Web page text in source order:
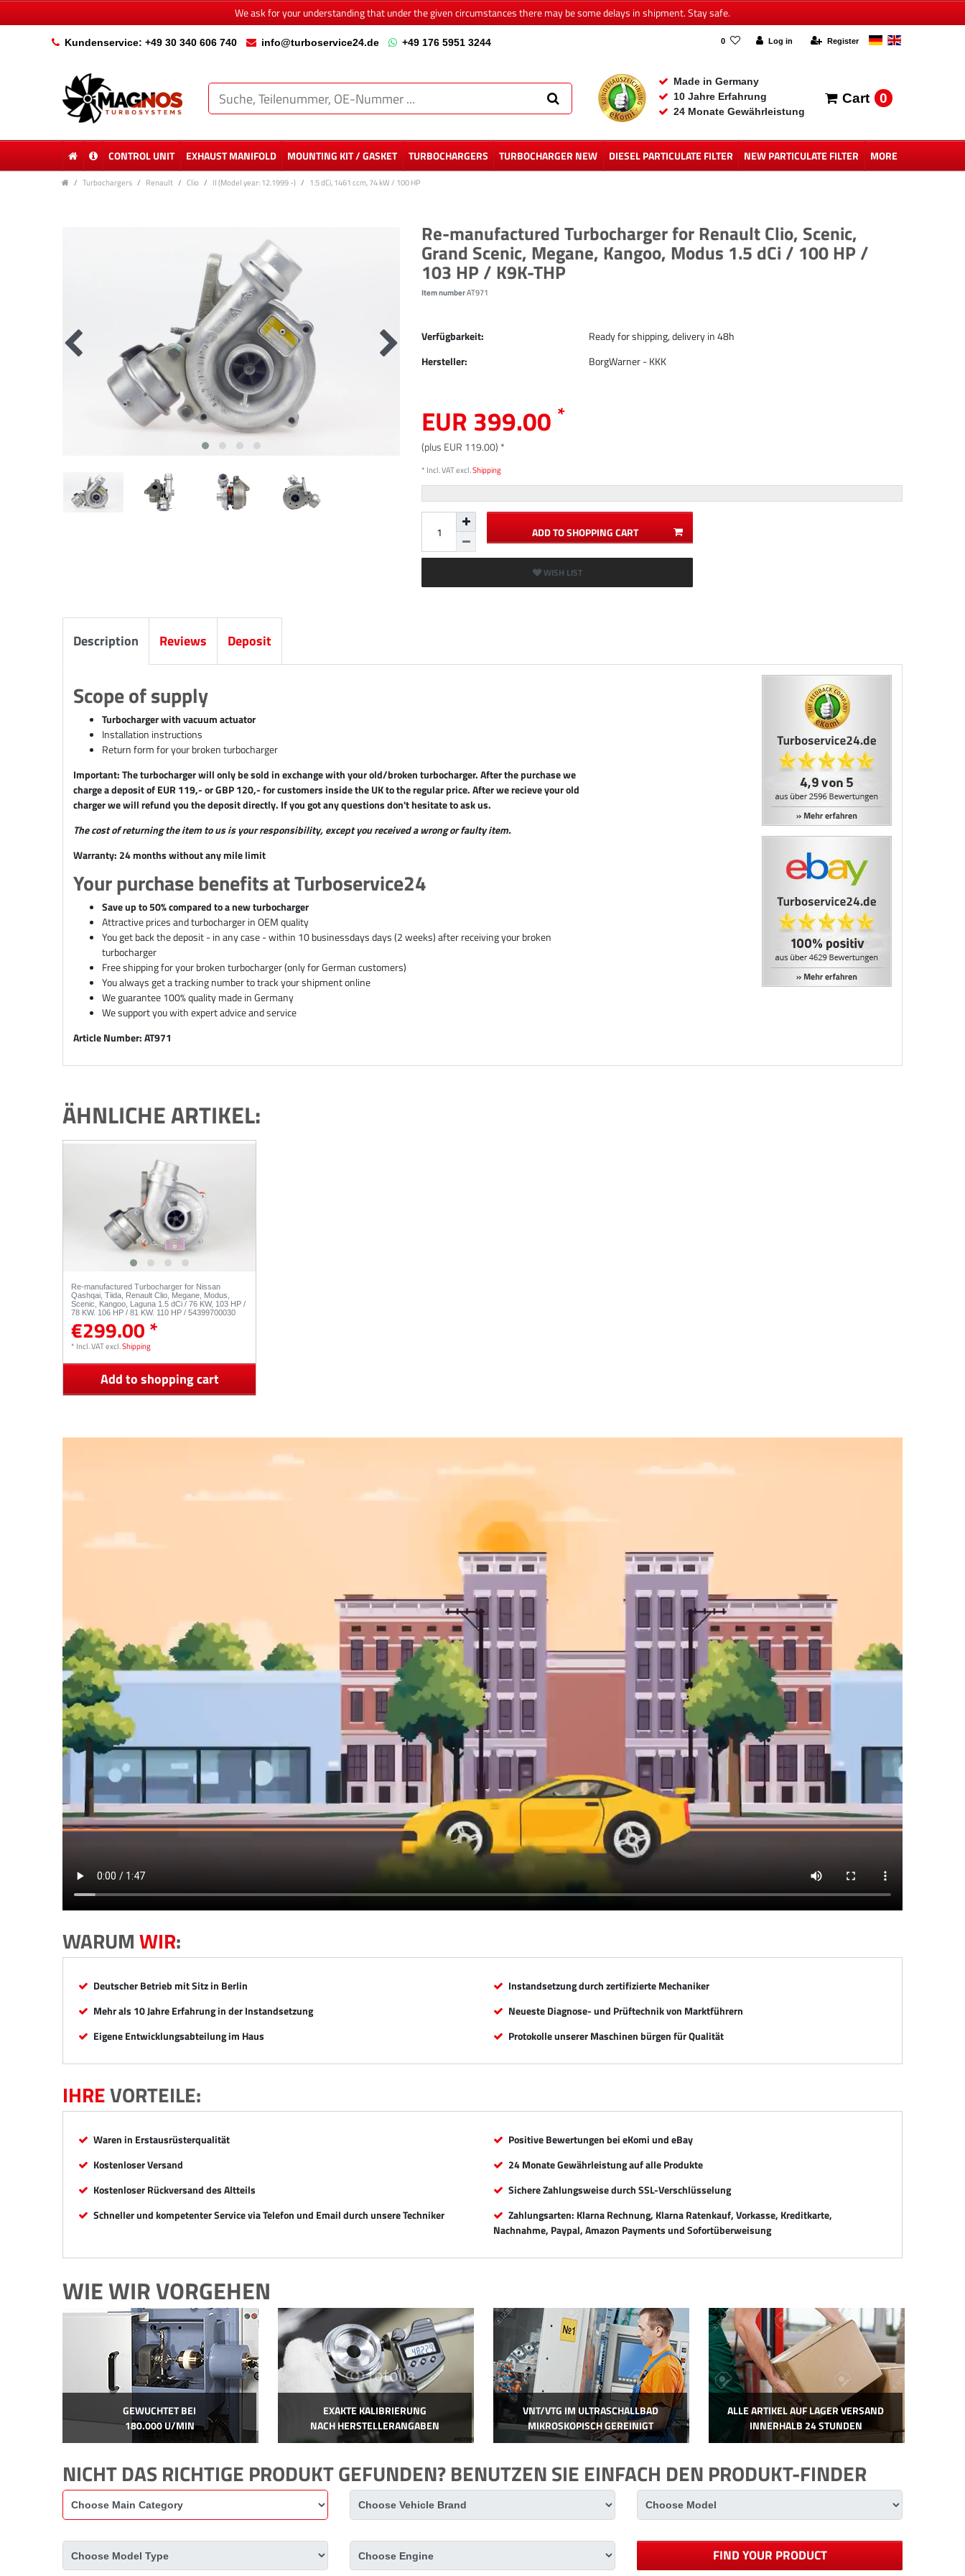
We ask for your understanding that under the given circumstances there may be some delays in shipment. Stay safe.
Kundenservice: +49 30 340 606 740 info@turboservice24.de +49 176 5951 3244 0 Log in Register
Made in Germany
10 Jahre Erfahrung
24 Monate Gewährleistung
Cart 0
CONTROL UNIT EXHAUST MANIFOLD MOUNTING KIT / GASKET TURBOCHARGERS TURBOCHARGER NEW DIESEL PARTICULATE FILTER NEW PARTICULATE FILTER MORE
Turbochargers Renault Clio II (Model year: 12.1999 -) 1.5 dCi, 1461 ccm, 74 kW / 100 HP
Re-manufactured Turbocharger for Renault Clio, Scenic,
Grand Scenic, Megane, Kangoo, Modus 1.5 dCi / 100 HP /
103 HP / K9K-THP
Item numberAT971
Verfügbarkeit:
Hersteller:
Ready for shipping, delivery in 48h
BorgWarner - KKK
EUR 399.00 *
(plus EUR 119.00) *
* Incl. VAT excl.Shipping
ADD TO SHOPPING CART
WISH LIST
Description Reviews Deposit
Scope of supply
Turbocharger with vacuum actuator
Installation instructions
Return form for your broken turbocharger
Important: The turbocharger will only be sold in exchange with your old/broken turbocharger. After the purchase we
charge a deposit of EUR 119,- or GBP 120,- for customers inside the UK to the regular price. After we recieve your old
charger we will refund you the deposit directly. If you got any questions don't hesitate to ask us.
The cost of returning the item to us is your responsibility, except you received a wrong or faulty item.
Warranty: 24 months without any mile limit
Your purchase benefits at Turboservice24
Save up to 50% compared to a new turbocharger
Attractive prices and turbocharger in OEM quality
You get back the deposit - in any case - within 10 businessdays days (2 weeks) after receiving your broken
turbocharger
Free shipping for your broken turbocharger (only for German customers)
You always get a tracking number to track your shipment online
We guarantee 100% quality made in Germany
We support you with expert advice and service
Article Number: AT971
ÄHNLICHE ARTIKEL:
Re-manufactured Turbocharger for Nissan
Qashqai, Tiida, Renault Clio, Megane, Modus,
Scenic, Kangoo, Laguna 1.5 dCi / 76 KW, 103 HP /
78 KW, 106 HP / 81 KW, 110 HP / 54399700030
€299.00 *
* Incl. VATexcl.Shipping
Add to shopping cart
WARUMWIR:
Deutscher Betrieb mit Sitz in Berlin
Mehr als 10 Jahre Erfahrung in der Instandsetzung
Eigene Entwicklungsabteilung im Haus
Instandsetzung durch zertifizierte Mechaniker
Neueste Diagnose- und Prüftechnik von Marktführern
Protokolle unserer Maschinen bürgen für Qualität
IHREVORTEILE:
Waren in Erstausrüsterqualität
Kostenloser Versand
Kostenloser Rückversand des Altteils
Schneller und kompetenter Service via Telefon und Email durch unsere Techniker
Positive Bewertungen bei eKomi und eBay
24 Monate Gewährleistung auf alle Produkte
Sichere Zahlungsweise durch SSL-Verschlüsselung
Zahlungsarten: Klarna Rechnung, Klarna Ratenkauf, Vorkasse, Kreditkarte,
Nachnahme, Paypal, Amazon Payments und Sofortüberweisung
WIE WIR VORGEHEN
GEWUCHTET BEI
180.000 U/MIN
EXAKTE KALIBRIERUNG
NACH HERSTELLERANGABEN
VNT/VTG IM ULTRASCHALLBAD
MIKROSKOPISCH GEREINIGT
ALLE ARTIKEL AUF LAGER VERSAND
INNERHALB 24 STUNDEN
NICHT DAS RICHTIGE PRODUKT GEFUNDEN? BENUTZEN SIE EINFACH DEN PRODUKT-FINDER
FIND YOUR PRODUCT